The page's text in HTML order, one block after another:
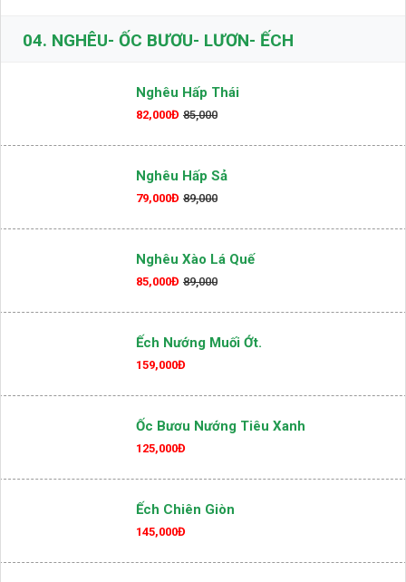
199,000Đ
NGHÊU- ỐC BƯƠU- LƯƠN- ẾCH
Nghêu Hấp Thái
82,000Đ 85,000
Nghêu Hấp Sả
79,000Đ 89,000
Nghêu Xào Lá Quế
85,000Đ 89,000
Ếch Nướng Muối Ớt.
159,000Đ
Ốc Bươu Nướng Tiêu Xanh
125,000Đ
Ếch Chiên Giòn